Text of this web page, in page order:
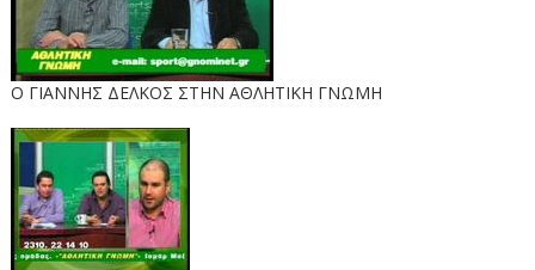
Ο ΓΙΑΝΝΗΣ ΔΕΛΚΟΣ ΣΤΗΝ ΑΘΛΗΤΙΚΗ ΓΝΩΜΗ